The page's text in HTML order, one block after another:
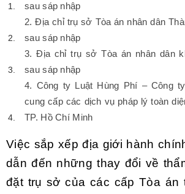
sau sáp nhập
2. Địa chỉ trụ sở Tòa án nhân dân
sau sáp nhập
3. Địa chỉ trụ sở Tòa án nhân dân
sau sáp nhập
4. Công ty Luật Hùng Phí – Công
cung cấp các dịch vụ pháp lý toàn
TP. Hồ Chí Minh
Việc sắp xếp địa giới hành
dẫn đến những thay đổi về
đặt trụ sở của các cấp Tòa án